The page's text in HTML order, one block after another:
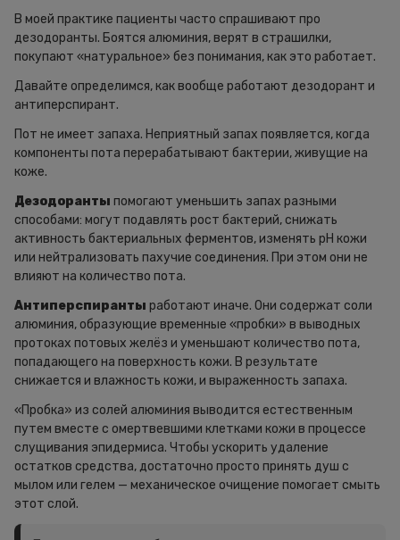
В моей практике пациенты часто спрашивают про
дезодоранты. Боятся алюминия, верят в страшилки,
покупают «натуральное» без понимания, как это работает.
Давайте определимся, как вообще работают дезодорант и
антиперспирант.
Пот не имеет запаха. Неприятный запах появляется, когда
компоненты пота перерабатывают бактерии, живущие на
коже.
Дезодоранты помогают уменьшить запах разными
способами: могут подавлять рост бактерий, снижать
активность бактериальных ферментов, изменять pH кожи
или нейтрализовать пахучие соединения. При этом они не
влияют на количество пота.
Антиперспиранты работают иначе. Они содержат соли
алюминия, образующие временные «пробки» в выводных
протоках потовых желёз и уменьшают количество пота,
попадающего на поверхность кожи. В результате
снижается и влажность кожи, и выраженность запаха.
«Пробка» из солей алюминия выводится естественным
путем вместе с омертвевшими клетками кожи в процессе
слущивания эпидермиса. Чтобы ускорить удаление
остатков средства, достаточно просто принять душ с
мылом или гелем — механическое очищение помогает смыть
этот слой.